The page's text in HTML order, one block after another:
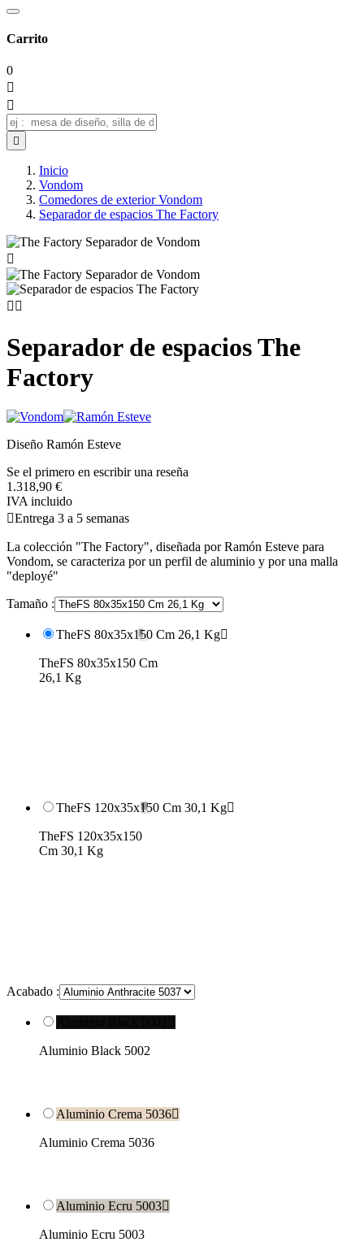
Carrito
0



Inicio
Vondom
Comedores de exterior Vondom
Separador de espacios The Factory

 
Separador de espacios The
Factory
Diseño Ramón Esteve
Se el primero en escribir una reseña
1.318,90 €
IVA incluido
Entrega 3 a 5 semanas
La colección "The Factory", diseñada por Ramón Esteve para
Vondom, se caracteriza por un perfil de aluminio y por una malla
"deployé"
Tamaño :
TheFS 80x35x150 Cm 26,1 Kg
TheFS 80x35x150 Cm
26,1 Kg
TheFS 120x35x150 Cm 30,1 Kg
TheFS 120x35x150
Cm 30,1 Kg
Acabado :
Aluminio Black 5002
Aluminio Crema 5036
Aluminio Crema 5036
Aluminio Ecru 5003
Aluminio Ecru 5003